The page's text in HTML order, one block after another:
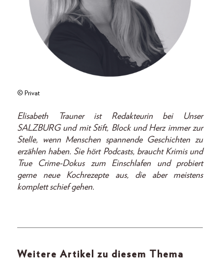
© Privat
Elisabeth Trauner ist Redakteurin bei Unser
SALZBURG und mit Stift, Block und Herz immer zur
Stelle, wenn Menschen spannende Geschichten zu
erzählen haben. Sie hört Podcasts, braucht Krimis und
True Crime-Dokus zum Einschlafen und probiert
gerne neue Kochrezepte aus, die aber meistens
komplett schief gehen.
Weitere Artikel zu diesem Thema